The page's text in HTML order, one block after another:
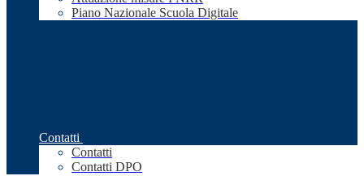
Piano Nazionale Scuola Digitale
Contatti
Contatti
Contatti DPO